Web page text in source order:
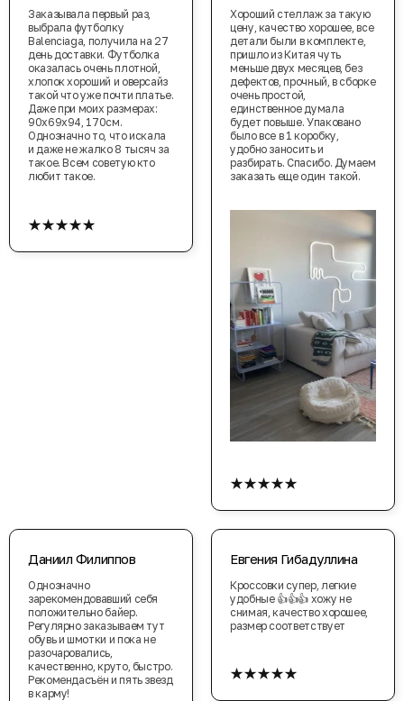
Заказывала первый раз,
выбрала футболку
Balenciaga, получила на 27
день доставки. Футболка
оказалась очень плотной,
хлопок хороший и оверсайз
такой что уже почти платье.
Даже при моих размерах:
90х69х94, 170см.
Однозначно то, что искала
и даже не жалко 8 тысяч за
такое. Всем советую кто
любит такое.
★★★★★
Хороший стеллаж за такую
цену, качество хорошее, все
детали были в комплекте,
пришло из Китая чуть
меньше двух месяцев, без
дефектов, прочный, в сборке
очень простой,
единственное думала
будет повыше. Упаковано
было все в 1 коробку,
удобно заносить и
разбирать. Спасибо. Думаем
заказать еще один такой.
★★★★★
Даниил Филиппов
Однозначно
зарекомендовавший себя
положительно байер.
Регулярно заказываем тут
обувь и шмотки и пока не
разочаровались,
качественно, круто, быстро.
Рекомендасъён и пять звезд
в карму!
Евгения Гибадуллина
Кроссовки супер, легкие
удобные 👍👍👍 хожу не
снимая, качество хорошее,
размер соответствует
★★★★★